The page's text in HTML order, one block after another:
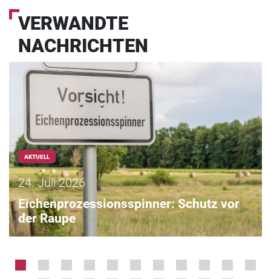
VERWANDTE
NACHRICHTEN
AKTUELL
24. Juli 2026
Eichenprozessionsspinner: Schutz vor
der Raupe